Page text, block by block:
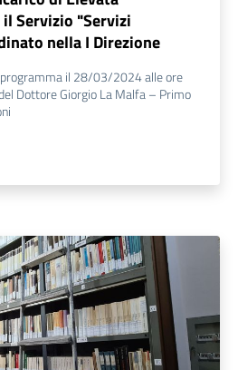
Servizio "Servizi
nella I Direzione
il 28/03/2024 alle ore
Dottore Giorgio La Malfa – Primo